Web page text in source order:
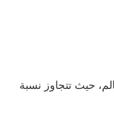
حيث تتجاوز نسبة